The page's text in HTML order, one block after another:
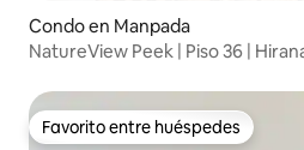
Condo en Manpada
NatureView Peek | Piso 36 |
Favorito entre huéspedes
Favorito entre huéspedes